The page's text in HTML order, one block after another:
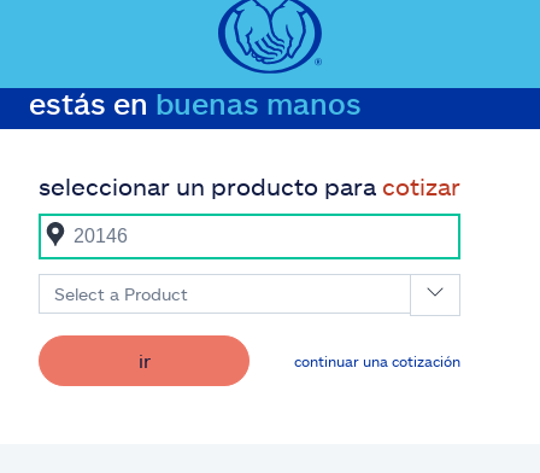
estás en buenas manos
seleccionar un producto para cotizar
Select a Product
ir continuar una cotización